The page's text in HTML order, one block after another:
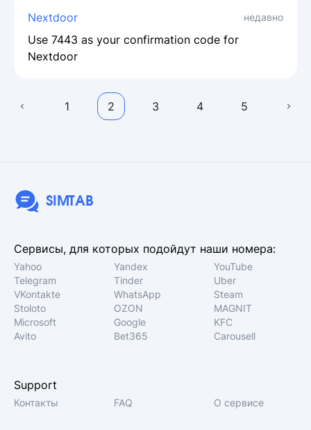
Nextdoor недавно
Use 7443 as your confirmation code for
Nextdoor
1 2 3 4 5
SIMTAB
Сервисы, для которых подойдут наши номера:
Yahoo Yandex
YouTube
Telegram
Tinder
Uber
VKontakte
WhatsApp
Steam
Stoloto
OZON
MAGNIT
Microsoft
Google
KFC
Avito
Bet365 Carousell
Support
Контакты FAQ О сервисе